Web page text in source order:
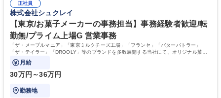
社内新システムの導入検討・比較検証 募集職種 【新橋/総務】女性歓迎※
ポジティブアクション／年休126日／土日祝休
ィブアクション 学歴・資格 学歴：大学院 大学 高専 短大 専修学校 高校 語
学力： 資格：
正社員
株式会社シュクレイ
【東京/お菓子メーカーの事務担当】事務経験者歓迎/転
勤無/プライム上場G 営業事務
「ザ・メープルマニア」「東京ミルクチーズ工場」「フランセ」「バターバトラー」
「ザ・テイラー」「DROOLY」等のブランドを多数展開する当社にて、オリジナル菓子
ブランド商品の事務業務をお任せいたします。
月給
30万円～36万円
勤務地